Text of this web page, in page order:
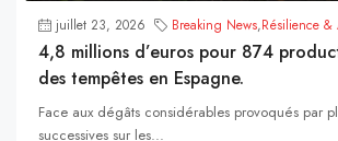
juillet 23, 2026 Breaking News,Résilience &
4,8 millions d’euros pour 874
des tempêtes en Espagne.
Face aux dégâts considérables provoqués par
successives sur les...